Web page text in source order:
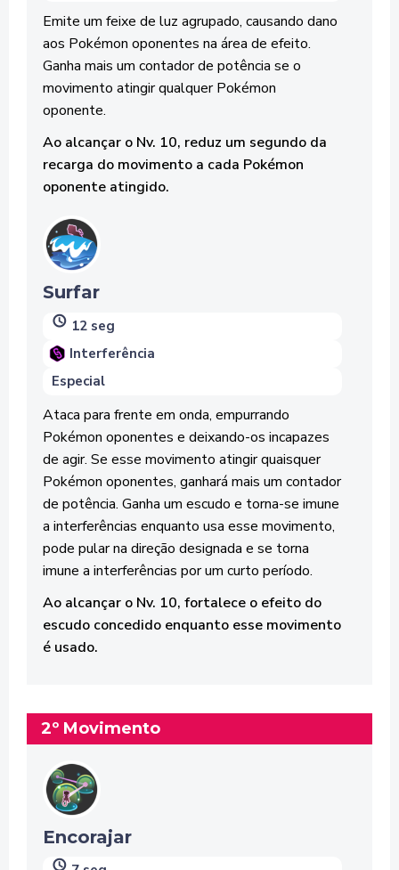
Emite um feixe de luz agrupado, causando dano
aos Pokémon oponentes na área de efeito.
Ganha mais um contador de potência se o
movimento atingir qualquer Pokémon
oponente.
Ao alcançar o Nv. 10, reduz um segundo da
recarga do movimento a cada Pokémon
oponente atingido.
Surfar
12 seg
Interferência
Especial
Ataca para frente em onda, empurrando
Pokémon oponentes e deixando-os incapazes
de agir. Se esse movimento atingir quaisquer
Pokémon oponentes, ganhará mais um contador
de potência. Ganha um escudo e torna-se imune
a interferências enquanto usa esse movimento,
pode pular na direção designada e se torna
imune a interferências por um curto período.
Ao alcançar o Nv. 10, fortalece o efeito do
escudo concedido enquanto esse movimento
é usado.
2º Movimento
Encorajar